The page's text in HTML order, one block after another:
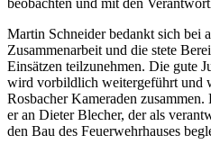
beobachten und mit den
Martin Schneider bedankt sich bei
Zusammenarbeit und die stete
Einsätzen teilzunehmen. Die gute
wird vorbildlich weitergeführt und
Rosbacher Kameraden
er an Dieter Blecher, der als
den Bau des Feuerwehrhauses